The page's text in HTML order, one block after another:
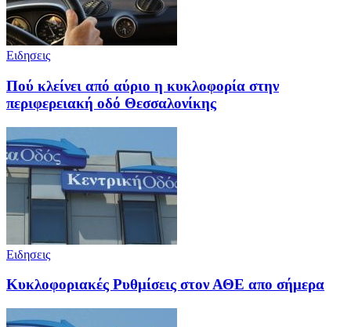
Ειδησεις
Πού κλείνει από αύριο η κυκλοφορία στην
περιφερειακή οδό Θεσσαλονίκης
Ειδησεις
Κυκλοφοριακές Ρυθμίσεις στον ΑΘΕ απο σήμερα